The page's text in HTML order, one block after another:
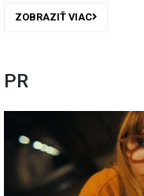
ZOBRAZIŤ VIAC
PR